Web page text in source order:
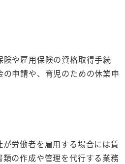
や雇用保険の資格取得手続
申請や、育児のための休業申
労働者を雇用する場合には賃
の作成や管理を代行する業務